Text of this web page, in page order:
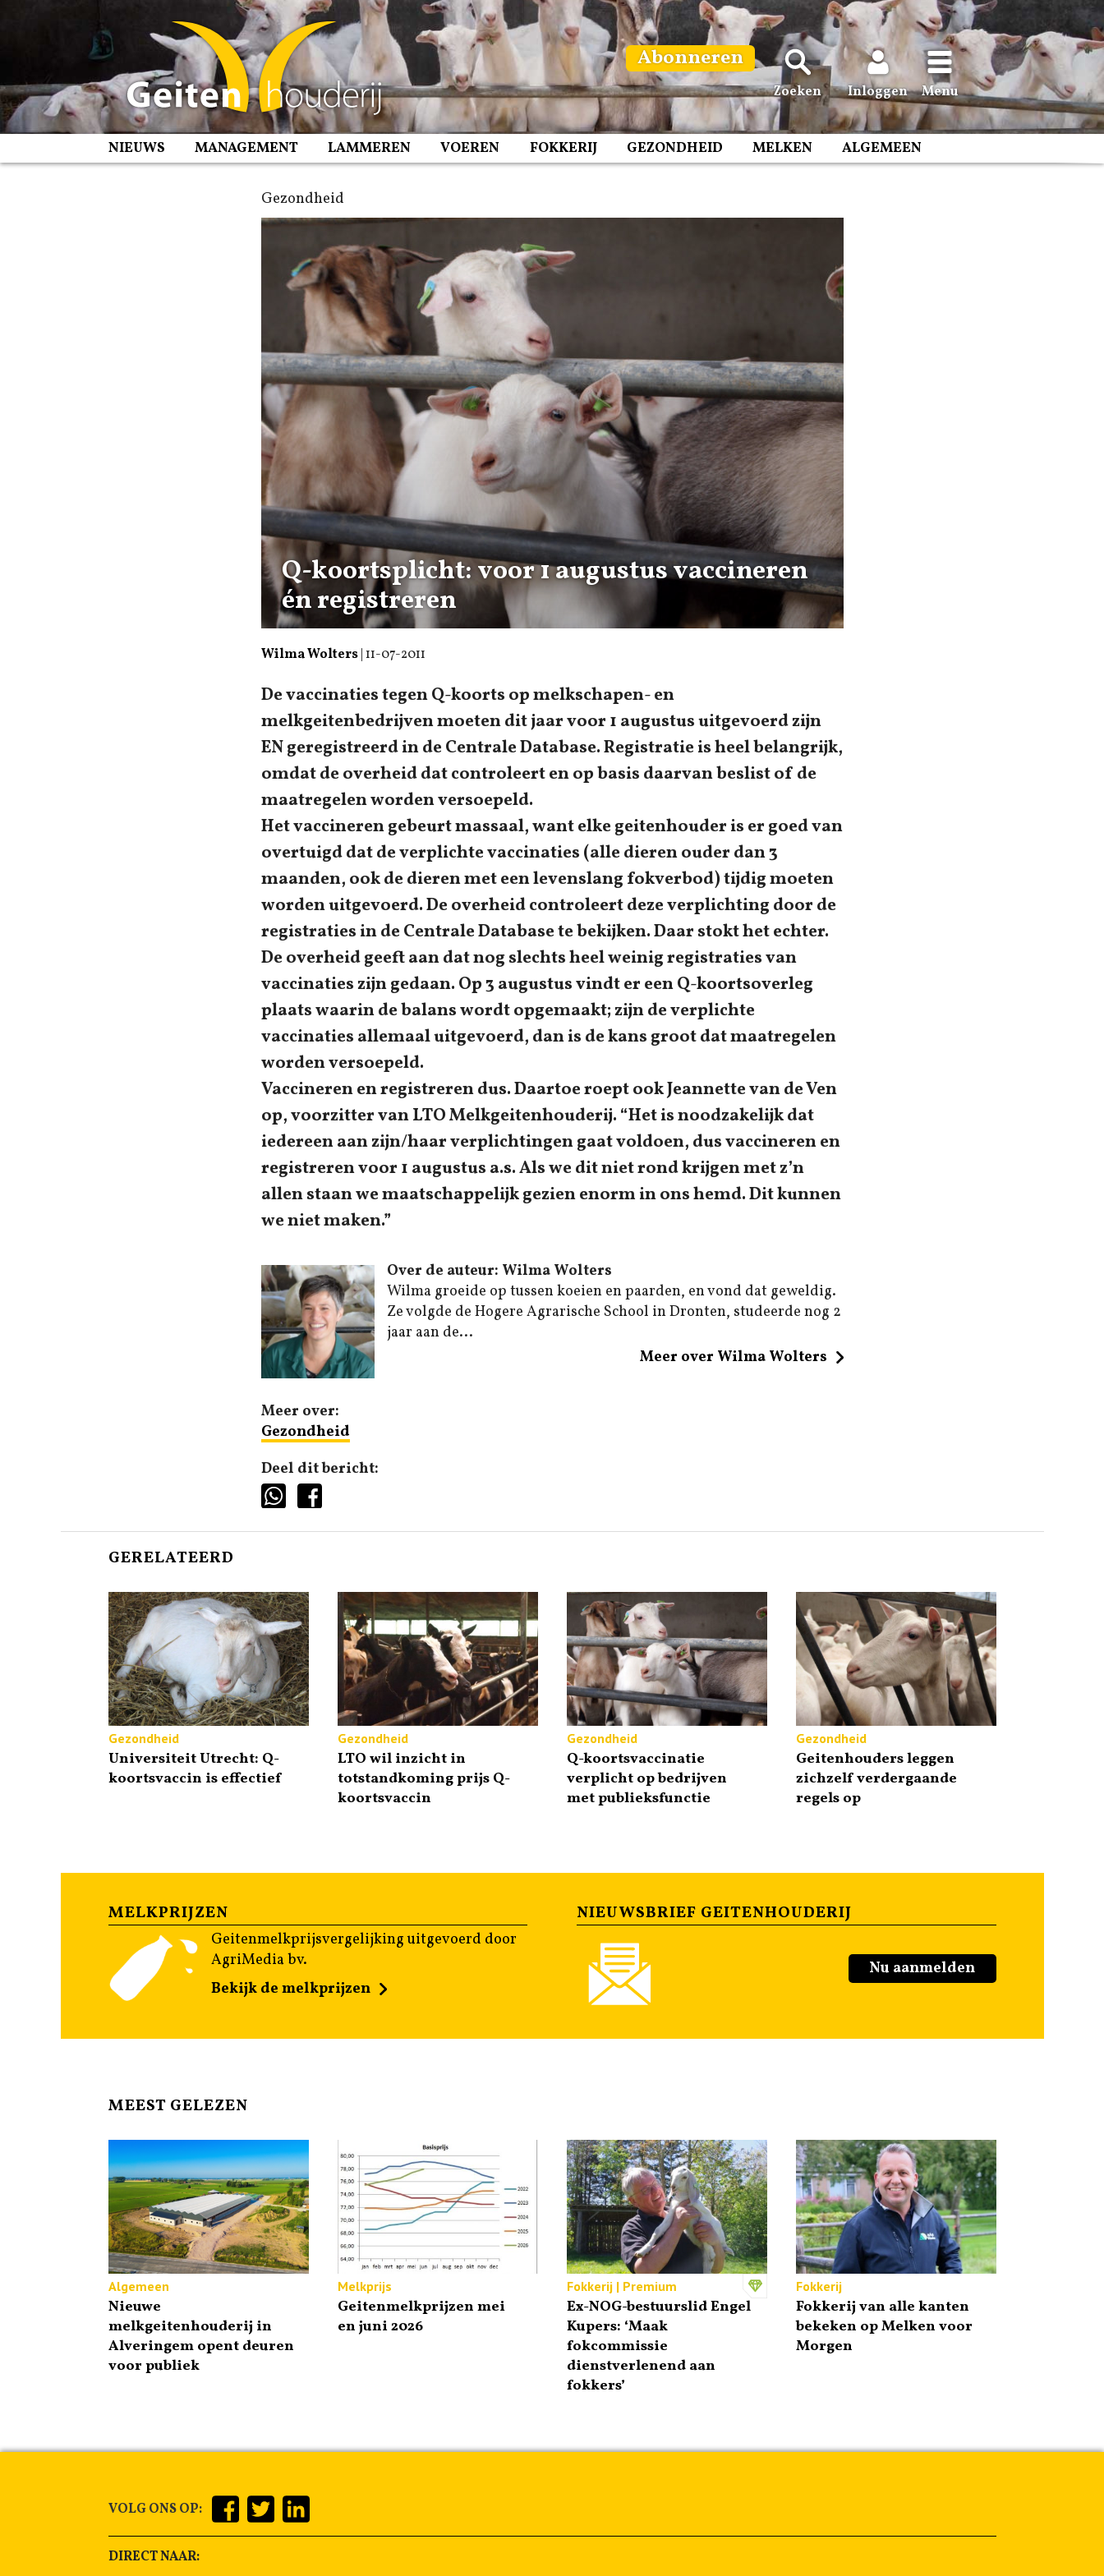
Abonneren
Zoeken Inloggen Menu
NIEUWS MANAGEMENT LAMMEREN VOEREN FOKKERIJ GEZONDHEID MELKEN ALGEMEEN
Gezondheid
Q-koortsplicht: voor 1 augustus vaccineren
én registreren
Wilma Wolters| 11-07-2011
De vaccinaties tegen Q-koorts op melkschapen- en
melkgeitenbedrijven moeten dit jaar voor 1 augustus uitgevoerd zijn
EN geregistreerd in de Centrale Database. Registratie is heel belangrijk,
omdat de overheid dat controleert en op basis daarvan beslist of de
maatregelen worden versoepeld.
Het vaccineren gebeurt massaal, want elke geitenhouder is er goed van
overtuigd dat de verplichte vaccinaties (alle dieren ouder dan 3
maanden, ook de dieren met een levenslang fokverbod) tijdig moeten
worden uitgevoerd. De overheid controleert deze verplichting door de
registraties in de Centrale Database te bekijken. Daar stokt het echter.
De overheid geeft aan dat nog slechts heel weinig registraties van
vaccinaties zijn gedaan. Op 3 augustus vindt er een Q-koortsoverleg
plaats waarin de balans wordt opgemaakt; zijn de verplichte
vaccinaties allemaal uitgevoerd, dan is de kans groot dat maatregelen
worden versoepeld.
Vaccineren en registreren dus. Daartoe roept ook Jeannette van de Ven
op, voorzitter van LTO Melkgeitenhouderij. “Het is noodzakelijk dat
iedereen aan zijn/haar verplichtingen gaat voldoen, dus vaccineren en
registreren voor 1 augustus a.s. Als we dit niet rond krijgen met z’n
allen staan we maatschappelijk gezien enorm in ons hemd. Dit kunnen
we niet maken.”
Over de auteur: Wilma Wolters
Wilma groeide op tussen koeien en paarden, en vond dat geweldig.
Ze volgde de Hogere Agrarische School in Dronten, studeerde nog 2
jaar aan de...
Meer over Wilma Wolters
Meer over:
Gezondheid
Deel dit bericht:
GERELATEERD
Gezondheid
Universiteit Utrecht: Q-
koortsvaccin is effectief
Gezondheid
LTO wil inzicht in
totstandkoming prijs Q-
koortsvaccin
Gezondheid
Q-koortsvaccinatie
verplicht op bedrijven
met publieksfunctie
Gezondheid
Geitenhouders leggen
zichzelf verdergaande
regels op
MELKPRIJZEN
Geitenmelkprijsvergelijking uitgevoerd door
AgriMedia bv.
Bekijk de melkprijzen
NIEUWSBRIEF GEITENHOUDERIJ
Nu aanmelden
MEEST GELEZEN
Algemeen
Nieuwe
melkgeitenhouderij in
Alveringem opent deuren
voor publiek
Melkprijs
Geitenmelkprijzen mei
en juni 2026
Fokkerij | Premium
Ex-NOG-bestuurslid Engel
Kupers: ‘Maak
fokcommissie
dienstverlenend aan
fokkers’
Fokkerij
Fokkerij van alle kanten
bekeken op Melken voor
Morgen
VOLG ONS OP:
DIRECT NAAR: